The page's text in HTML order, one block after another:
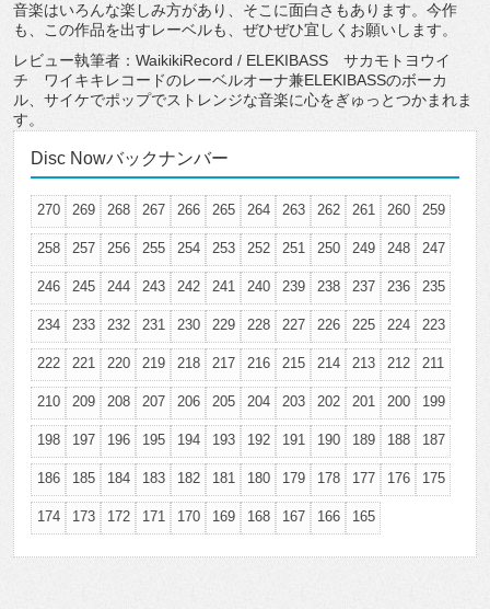
音楽はいろんな楽しみ方があり、そこに面白さもあります。今作
も、この作品を出すレーベルも、ぜひぜひ宜しくお願いします。
レビュー執筆者：WaikikiRecord / ELEKIBASS サカモトヨウイ
チ ワイキキレコードのレーベルオーナ兼ELEKIBASSのボーカ
ル、サイケでポップでストレンジな音楽に心をぎゅっとつかまれま
す。
Disc Nowバックナンバー
270 269 268 267 266 265 264 263 262 261 260 259
258 257 256 255 254 253 252 251 250 249 248 247
246 245 244 243 242 241 240 239 238 237 236 235
234 233 232 231 230 229 228 227 226 225 224 223
222 221 220 219 218 217 216 215 214 213 212 211
210 209 208 207 206 205 204 203 202 201 200 199
198 197 196 195 194 193 192 191 190 189 188 187
186 185 184 183 182 181 180 179 178 177 176 175
174 173 172 171 170 169 168 167 166 165